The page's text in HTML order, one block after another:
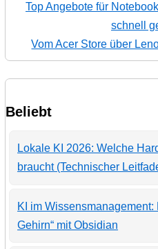
Top Angebote für
schnell
Vom Acer Store über
Beliebt
Lokale KI 2026: Welche
braucht (Technischer
KI im
Gehirn“ mit Obsidian